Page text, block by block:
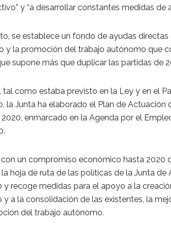
y “a desarrollar constantes medidas de
se establece un fondo de ayudas
y la promoción del trabajo autónomo que
supone más que duplicar las partidas de
tal como estaba previsto en la Ley y en el
la Junta ha elaborado el Plan de
enmarcado en la Agenda por el
con un compromiso económico hasta 2020
hoja de ruta de las políticas de la Junta de
y recoge medidas para el apoyo a la
y a la consolidación de las existentes, la
del trabajo autónomo.